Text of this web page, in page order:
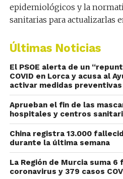
epidemiológicos y la
sanitarias para actualizarlas
Últimas Noticias
El PSOE alerta de un
COVID en Lorca y acusa al
activar medidas preventivas
Aprueban el fin de las
hospitales y centros
China registra 13.000
durante la última semana
La Región de Murcia suma
coronavirus y 379 casos